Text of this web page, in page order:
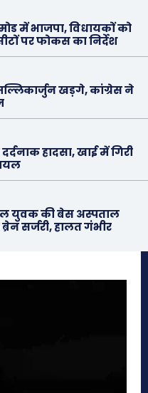
में भाजपा, विधायकों को
पर फोकस का निर्देश
खड़गे, कांग्रेस ने
हादसा, खाई में गिरी
युवक की बेस अस्पताल
सर्जरी, हालत गंभीर